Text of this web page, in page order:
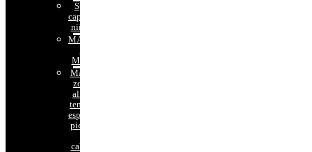
Spa
capilar
niños
MASAJES
DEL
MUNDO
Masaje
zonal
alivio
tensión
espalda,
piernas
cabeza